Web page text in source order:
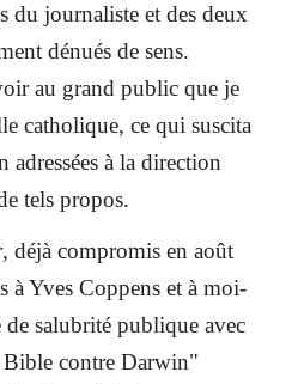
du journaliste et des deux
dénués de sens.
au grand public que je
catholique, ce qui suscita
adressées à la direction
tels propos.
, déjà compromis en août
à Yves Coppens et à moi-
salubrité publique avec
contre Darwin"